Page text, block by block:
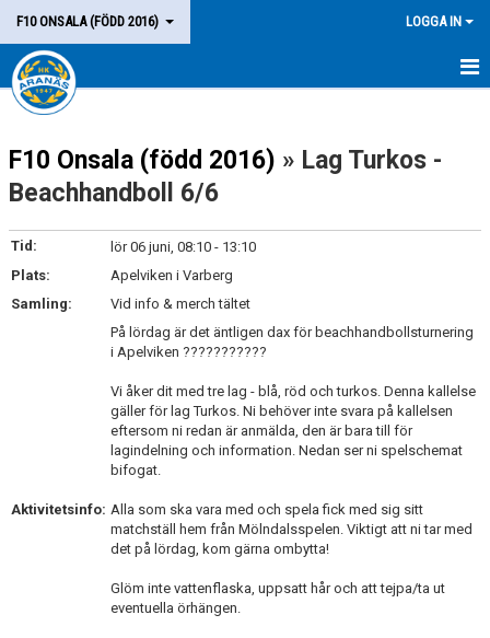
F10 ONSALA (FÖDD 2016) LOGGA IN
HEM
LAGET
KALENDER
MATCHER
KONTAKT
F10 Onsala (född 2016) » Lag Turkos -
Beachhandboll 6/6
Tid:
lör 06 juni, 08:10 - 13:10
Plats:
Apelviken i Varberg
Samling:
Vid info & merch tältet
Aktivitetsinfo:
På lördag är det äntligen dax för beachhandbollsturnering
i Apelviken ???????????
Vi åker dit med tre lag - blå, röd och turkos. Denna kallelse
gäller för lag Turkos. Ni behöver inte svara på kallelsen
eftersom ni redan är anmälda, den är bara till för
lagindelning och information. Nedan ser ni spelschemat
bifogat.
Alla som ska vara med och spela fick med sig sitt
matchställ hem från Mölndalsspelen. Viktigt att ni tar med
det på lördag, kom gärna ombytta!
Glöm inte vattenflaska, uppsatt hår och att tejpa/ta ut
eventuella örhängen.